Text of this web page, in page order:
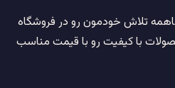
تلاش خودمون رو در فروشگاه
با کیفیت رو با قیمت مناسب